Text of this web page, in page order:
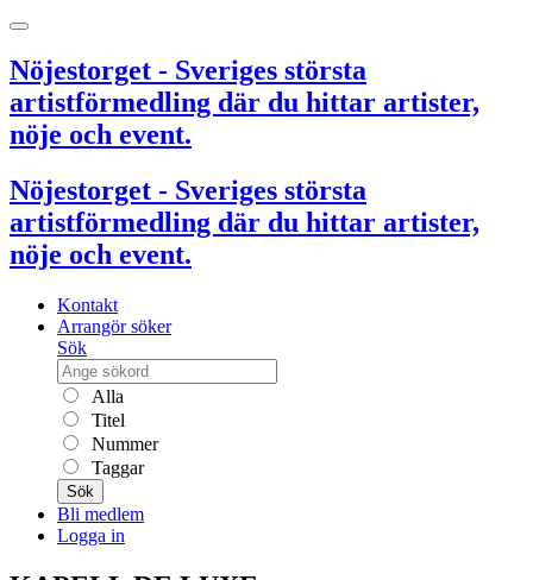
Nöjestorget - Sveriges största
artistförmedling där du hittar artister,
nöje och event.
Nöjestorget - Sveriges största
artistförmedling där du hittar artister,
nöje och event.
Kontakt
Arrangör söker
Sök
Alla
Titel
Nummer
Taggar
Sök
Bli medlem
Logga in